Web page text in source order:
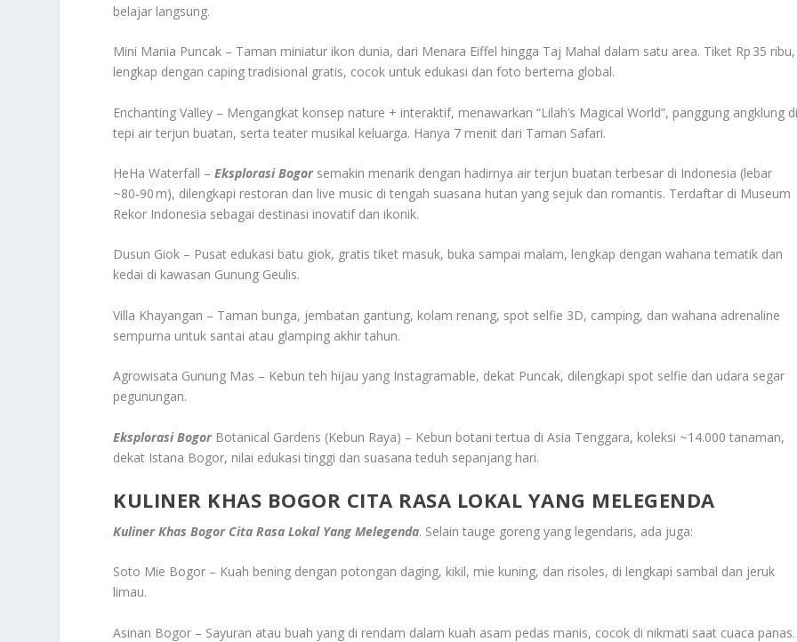
belajar langsung.
Mini Mania Puncak – Taman miniatur ikon dunia, dari Menara Eiffel hingga Taj Mahal dalam satu area. Tiket Rp 35 ribu,
lengkap dengan caping tradisional gratis, cocok untuk edukasi dan foto bertema global.
Enchanting Valley – Mengangkat konsep nature + interaktif, menawarkan “Lilah’s Magical World”, panggung angklung
tepi air terjun buatan, serta teater musikal keluarga. Hanya 7 menit dari Taman Safari.
HeHa Waterfall –Eksplorasi Bogorsemakin menarik dengan hadirnya air terjun buatan terbesar di Indonesia (lebar
~80‑90 m), dilengkapi restoran dan live music di tengah suasana hutan yang sejuk dan romantis. Terdaftar di Museum
Rekor Indonesia sebagai destinasi inovatif dan ikonik.
Dusun Giok – Pusat edukasi batu giok, gratis tiket masuk, buka sampai malam, lengkap dengan wahana tematik dan
kedai di kawasan Gunung Geulis.
Villa Khayangan – Taman bunga, jembatan gantung, kolam renang, spot selfie 3D, camping, dan wahana adrenaline
sempurna untuk santai atau glamping akhir tahun.
Agrowisata Gunung Mas – Kebun teh hijau yang Instagramable, dekat Puncak, dilengkapi spot selfie dan udara segar
pegunungan.
Eksplorasi BogorBotanical Gardens (Kebun Raya) – Kebun botani tertua di Asia Tenggara, koleksi ~14.000 tanaman,
dekat Istana Bogor, nilai edukasi tinggi dan suasana teduh sepanjang hari.
KULINER KHAS BOGOR CITA RASA LOKAL YANG MELEGENDA
Kuliner Khas Bogor Cita Rasa Lokal Yang Melegenda. Selain tauge goreng yang legendaris, ada juga:
Soto Mie Bogor – Kuah bening dengan potongan daging, kikil, mie kuning, dan risoles, di lengkapi sambal dan jeruk
limau.
Asinan Bogor – Sayuran atau buah yang di rendam dalam kuah asam pedas manis, cocok di nikmati saat cuaca panas.